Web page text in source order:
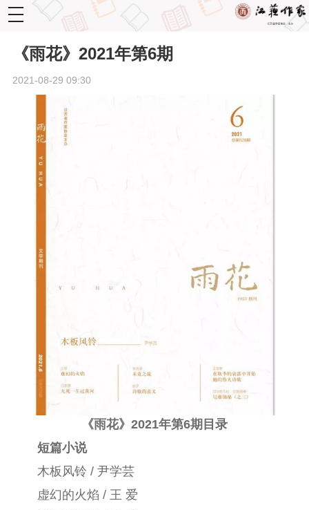
toggle
navigation
《雨花》2021年第6期
2021-08-29 09:30
《雨花》2021年第6期目录
短篇小说
木板风铃 / 尹学芸
虚幻的火焰 / 王 爱